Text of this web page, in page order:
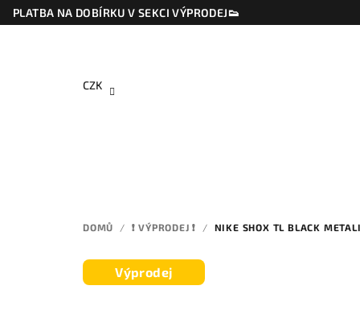
Přejít
na
PLATBA NA DOBÍRKU V SEKCI VÝPRODEJ👟
CZK
DOMŮ / ❗ VÝPRODEJ ❗ / NIKE SHOX TL BLACK
Výprodej